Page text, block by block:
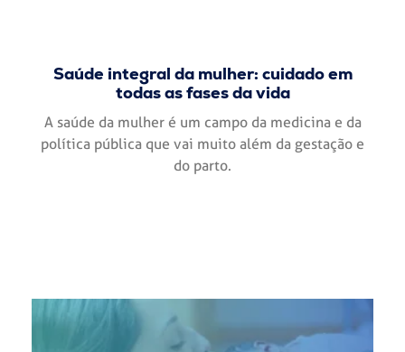
Saúde integral da mulher: cuidado em
todas as fases da vida
A saúde da mulher é um campo da medicina e da
política pública que vai muito além da gestação e
do parto.